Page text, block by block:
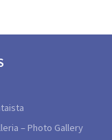
– Photo Gallery